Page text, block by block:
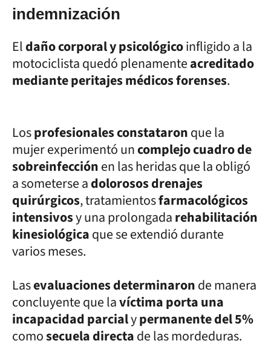
indemnización
Eldaño corporal y psicológicoinfligido a la
motociclista quedó plenamenteacreditado
mediante peritajes médicos forenses.
Losprofesionales constataronque la
mujer experimentó uncomplejo cuadro de
sobreinfecciónen las heridas que la obligó
a someterse adolorosos drenajes
quirúrgicos, tratamientosfarmacológicos
intensivosy una prolongadarehabilitación
kinesiológicaque se extendió durante
varios meses.
Lasevaluaciones determinaronde manera
concluyente que lavíctima porta una
incapacidad parcialypermanente del 5%
comosecuela directade las mordeduras.